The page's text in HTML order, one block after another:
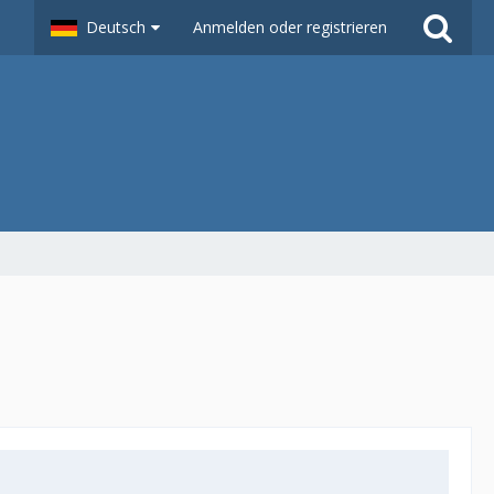
Deutsch Anmelden oder registrieren